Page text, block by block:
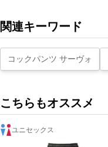
関連キーワード
コックパンツ サーヴォ
こちらもオススメ
ユニセックス